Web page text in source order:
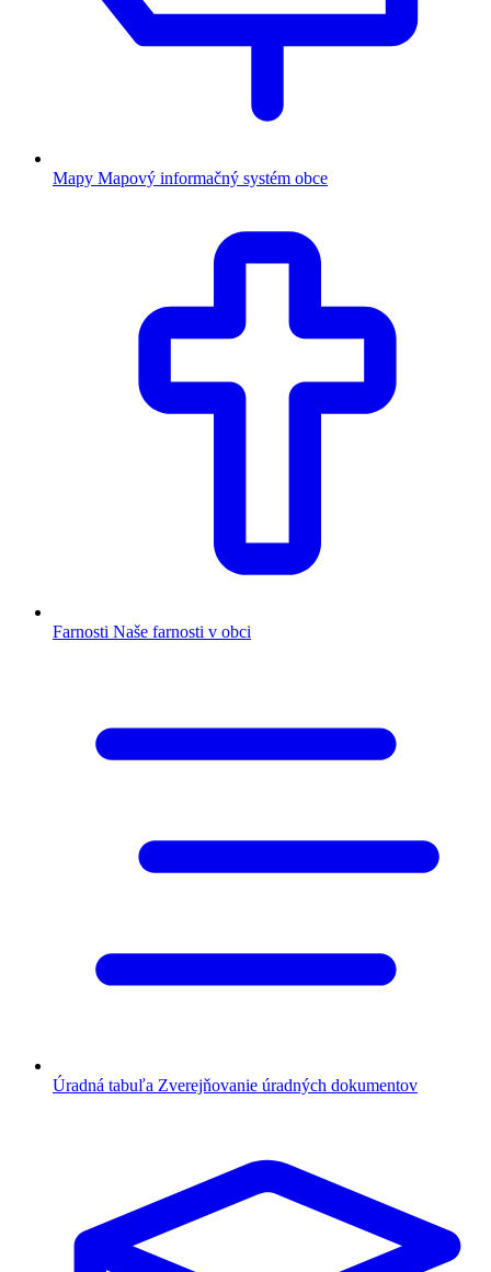
Mapy Mapový informačný systém obce
Farnosti Naše farnosti v obci
Úradná tabuľa Zverejňovanie úradných dokumentov